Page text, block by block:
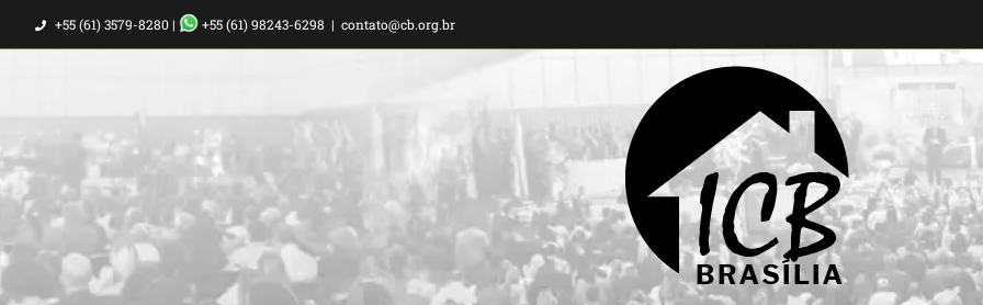
para
+55 (61) 3579-8280 | +55 (61) 98243-6298 | contato@cb.org.br